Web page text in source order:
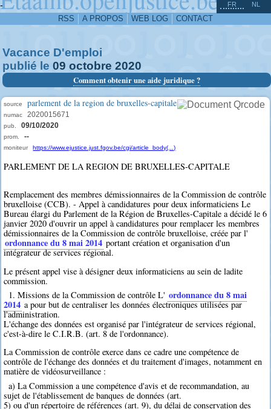
-
RSS A PROPOS WEB LOG CONTACT
FR NL
Vacance D'emploi
publié le 09 octobre 2020
Comment obtenir une aide juridique ?
source parlement de la region de bruxelles-capitale
numac 2020015671
pub. 09/10/2020
prom. --
moniteur https://www.ejustice.just.fgov.be/cgi/article_body(...)
PARLEMENT DE LA REGION DE BRUXELLES-CAPITALE
Remplacement des membres démissionnaires de la Commission de contrôle
bruxelloise (CCB). - Appel à candidatures pour deux informaticiens Le
Bureau élargi du Parlement de la Région de Bruxelles-Capitale a décidé le 6
janvier 2020 d'ouvrir un appel à candidatures pour remplacer les membres
démissionnaires de la Commission de contrôle bruxelloise, créée par l'
ordonnance du 8 mai 2014 portant création et organisation d'un
intégrateur de services régional.
Le présent appel vise à désigner deux informaticiens au sein de ladite
commission.
1. Missions de la Commission de contrôle L' ordonnance du 8 mai
2014 a pour but de centraliser les données électroniques utilisées par
l'administration.
L'échange des données est organisé par l'intégrateur de services régional,
c'est-à-dire le C.I.R.B. (art. 8 de l'ordonnance).
La Commission de contrôle exerce dans ce cadre une compétence de
contrôle de l'échange des données et du traitement d'images, notamment en
matière de vidéosurveillance :
a) La Commission a une compétence d'avis et de recommandation, au
sujet de l'établissement de banques de données (art.
5) ou d'un répertoire de références (art. 9), du délai de conservation des
^